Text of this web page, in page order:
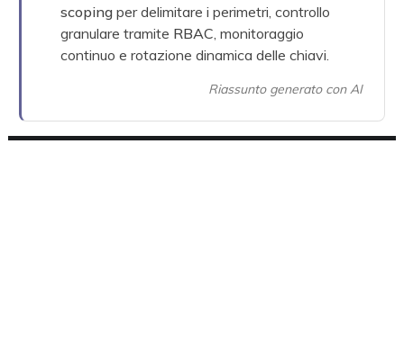
scoping per delimitare i perimetri, controllo
granulare tramite RBAC , monitoraggio
continuo e rotazione dinamica delle chiavi.
Riassunto generato con AI